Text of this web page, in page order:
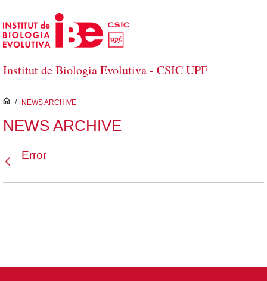
Saltar al contenido principal
Institut de Biologia Evolutiva - CSIC UPF
inici
/ NEWS ARCHIVE
NEWS ARCHIVE
Error